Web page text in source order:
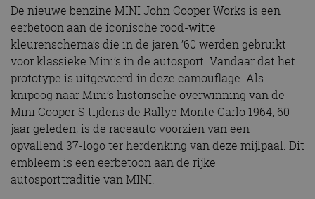
De nieuwe benzine MINI John Cooper Works is een
eerbetoon aan de iconische rood-witte
kleurenschema’s die in de jaren ’60 werden gebruikt
voor klassieke Mini’s in de autosport. Vandaar dat het
prototype is uitgevoerd in deze camouflage. Als
knipoog naar Mini’s historische overwinning van de
Mini Cooper S tijdens de Rallye Monte Carlo 1964, 60
jaar geleden, is de raceauto voorzien van een
opvallend 37-logo ter herdenking van deze mijlpaal. Dit
embleem is een eerbetoon aan de rijke
autosporttraditie van MINI.